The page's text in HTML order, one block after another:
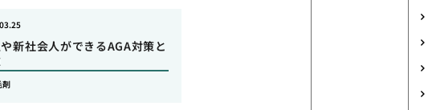
新社会人ができるAGA対策と
剤